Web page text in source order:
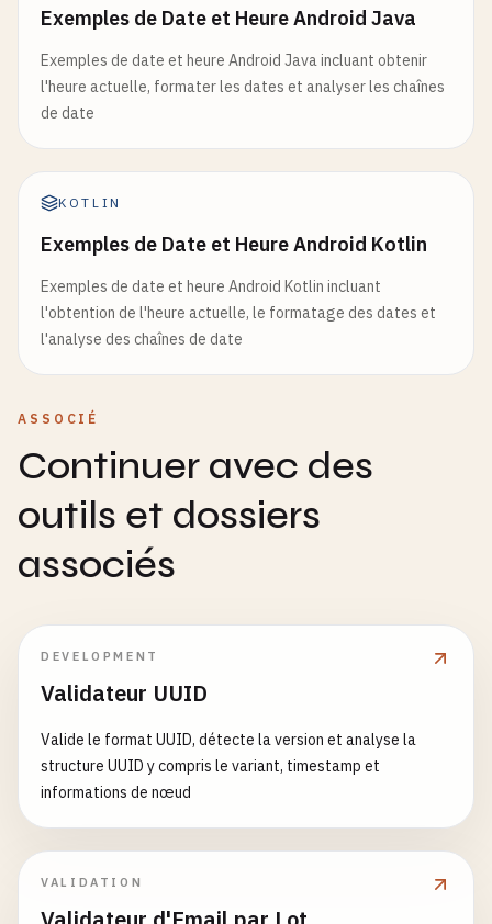
Exemples de Date et Heure Android Java
Exemples de date et heure Android Java incluant obtenir
l'heure actuelle, formater les dates et analyser les chaînes
de date
KOTLIN
Exemples de Date et Heure Android Kotlin
Exemples de date et heure Android Kotlin incluant
l'obtention de l'heure actuelle, le formatage des dates et
l'analyse des chaînes de date
ASSOCIÉ
Continuer avec des
outils et dossiers
associés
DEVELOPMENT
Validateur UUID
Valide le format UUID, détecte la version et analyse la
structure UUID y compris le variant, timestamp et
informations de nœud
VALIDATION